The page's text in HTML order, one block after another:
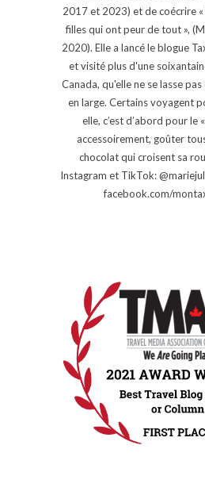
2017 et 2023) et de coécrire
filles qui ont peur de tout »,
2020). Elle a lancé le blogue
et visité plus d'une
Canada, qu'elle ne se lasse
en large. Certains voyagent
elle, c’est d’abord pour le
accessoirement, goûter
chocolat qui croisent sa
Instagram et TikTok:
facebook.com/